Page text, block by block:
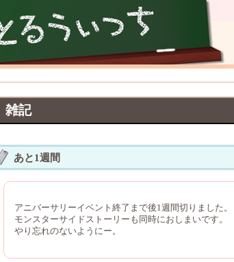
雑記
あと1週間
アニバーサリーイベント終了まで後1週間切りました。
モンスターサイドストーリーも同時におしまいです。
やり忘れのないようにー。